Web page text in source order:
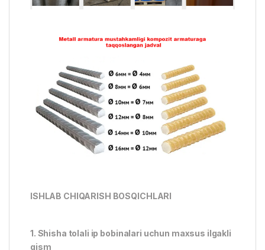
ISHLAB CHIQARISH BOSQICHLARI
1. Shisha tolali ip bobinalari uchun maxsus ilgakli
qism